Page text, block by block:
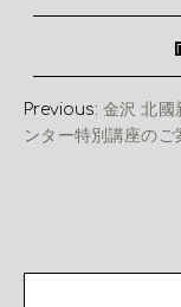
Previous: 金沢 北國
ンター特別講座のご